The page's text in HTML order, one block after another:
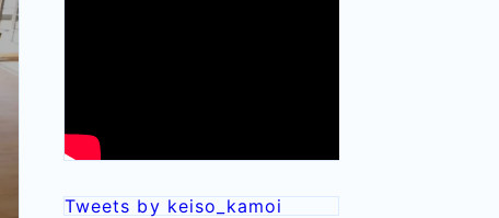
Tweets by keiso_kamoi